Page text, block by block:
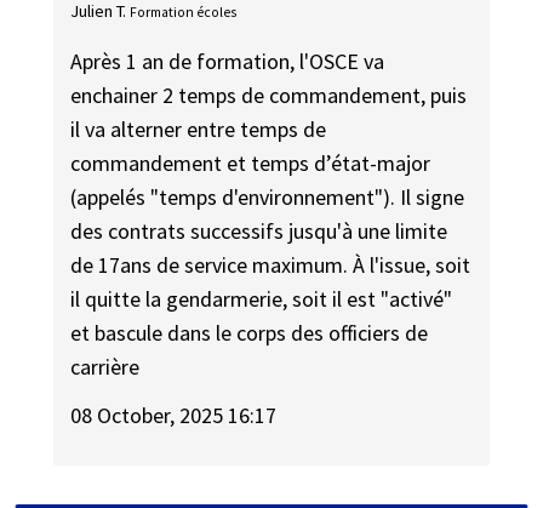
Julien T. Formation écoles
Après 1 an de formation, l'OSCE va
enchainer 2 temps de commandement, puis
il va alterner entre temps de
commandement et temps d’état-major
(appelés "temps d'environnement"). Il signe
des contrats successifs jusqu'à une limite
de 17ans de service maximum. À l'issue, soit
il quitte la gendarmerie, soit il est "activé"
et bascule dans le corps des officiers de
carrière
08 October, 2025 16:17